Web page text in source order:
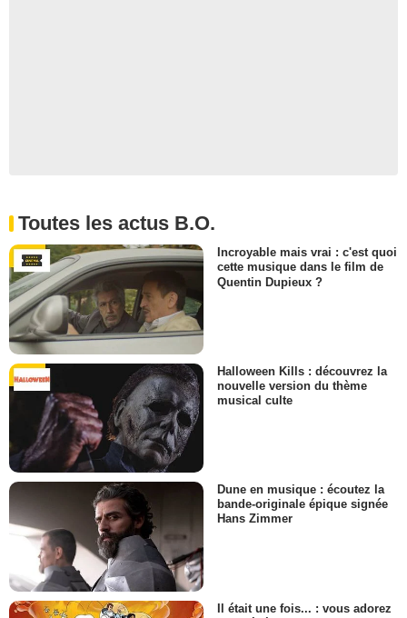
Toutes les actus B.O.
Incroyable mais vrai : c'est quoi
cette musique dans le film de
Quentin Dupieux ?
Halloween Kills : découvrez la
nouvelle version du thème
musical culte
Dune en musique : écoutez la
bande-originale épique signée
Hans Zimmer
Il était une fois... : vous adorez